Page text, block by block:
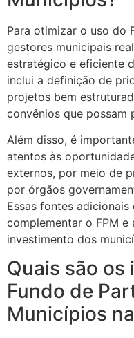
Para otimizar o uso do
gestores municipais
estratégico e eficiente
inclui a definição de
projetos bem
convênios que possam
Além disso, é
atentos às
externos, por meio de
por órgãos
Essas fontes
complementar o FPM
investimento dos
Quais são os
Fundo de
Municípios